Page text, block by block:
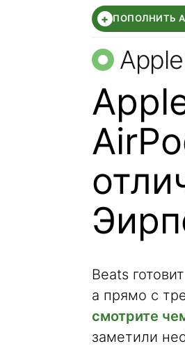
+ ПОПОЛНИТЬ
Beats
а прямо с
смотрите
заметили